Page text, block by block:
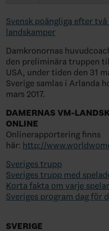
Svensk poängliga efter
landskamper
Damkronornas
den preliminära truppen
USA, under tiden den 31
Sverige samlas i Arlanda
mars 2017.
DAMERNAS VM-
ONLINE
Onlinerapportering finns
här: http://
Sveriges trupp
Sveriges trupp med
Korta fakta om varje
Sveriges program dag för
SVERIGE